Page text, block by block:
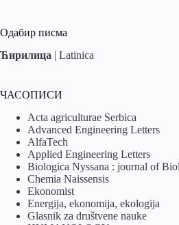
Одабир писма
Ћирилица | Latinica
ЧАСОПИСИ
Acta agriculturae Serbica
Advanced Engineering Letters
AlfaTech
Applied Engineering Letters
Biologica Nyssana : journal of
Chemia Naissensis
Ekonomist
Energija, ekonomija, ekologija
Glasnik za društvene nauke